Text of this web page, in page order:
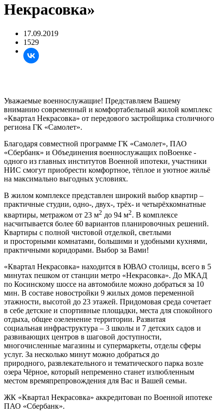
Некрасовка»
17.09.2019
1529
Уважаемые военнослужащие! Представляем Вашему
вниманию современный и комфортабельный жилой комплекс
«Квартал Некрасовка» от передового застройщика столичного
региона ГК «Самолет».
Благодаря совместной программе ГК «Самолет», ПАО
«Сбербанк» и Объединения военнослужащих поВоенке -
одного из главных институтов Военной ипотеки, участники
НИС смогут приобрести комфортное, тёплое и уютное жильё
на максимально выгодных условиях.
В жилом комплексе представлен широкий выбор квартир –
практичные студии, одно-, двух-, трёх- и четырёхкомнатные
квартиры, метражом от 23 м2 до 94 м2. В комплексе
насчитывается более 60 вариантов планировочных решений.
Квартиры с полной чистовой отделкой, светлыми
и просторными комнатами, большими и удобными кухнями,
практичными коридорами. Выбор за Вами!
«Квартал Некрасовка» находится в ЮВАО столицы, всего в 5
минутах пешком от станции метро «Некрасовка». До МКАД
по Косинскому шоссе на автомобиле можно добраться за 10
мин. В составе новостройки 9 жилых домов переменной
этажности, высотой до 23 этажей. Придомовая среда сочетает
в себе детские и спортивные площадки, места для спокойного
отдыха, общее озеленение территории. Развитая
социальная инфраструктура – 3 школы и 7 детских садов и
развивающих центров в шаговой доступности,
многочисленные магазины и супермаркеты, отделы сферы
услуг. За несколько минут можно добраться до
природного, развлекательного и тематического парка возле
озера Чёрное, который непременно станет излюбленным
местом времяпрепровождения для Вас и Вашей семьи.
ЖК «Квартал Некрасовка» аккредитован по Военной ипотеке
ПАО «Сбербанк».